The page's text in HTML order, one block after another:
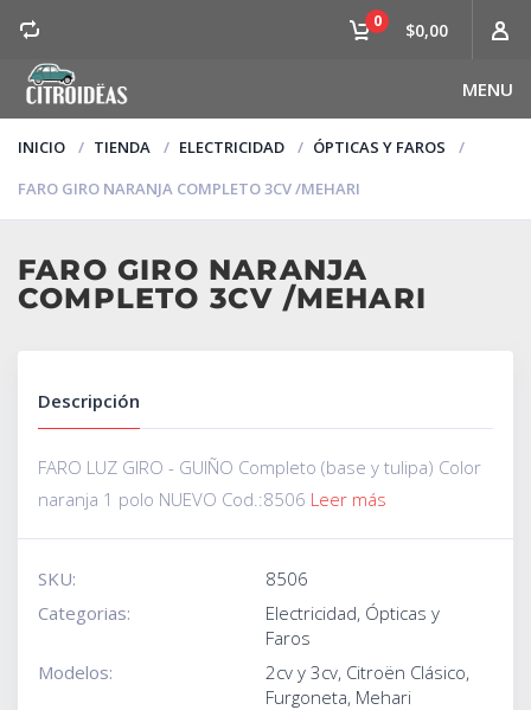
MENU
0 $0,00
INICIO TIENDA ELECTRICIDAD
ÓPTICAS Y FAROS
FARO GIRO NARANJA COMPLETO 3CV /MEHARI
FARO GIRO NARANJA
COMPLETO 3CV /MEHARI
Descripción
FARO LUZ GIRO - GUIÑO Completo (base y tulipa) Color
naranja 1 polo NUEVO Cod.:8506 Leer más
SKU:
8506
Categorias:
Electricidad, Ópticas y
Faros
Modelos:
2cv y 3cv, Citroën Clásico,
Furgoneta, Mehari